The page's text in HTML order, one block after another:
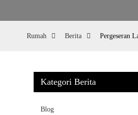
Rumah Berita Pergeseran
Kategori Berita
Blog